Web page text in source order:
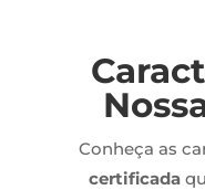
Conheça as
certificada